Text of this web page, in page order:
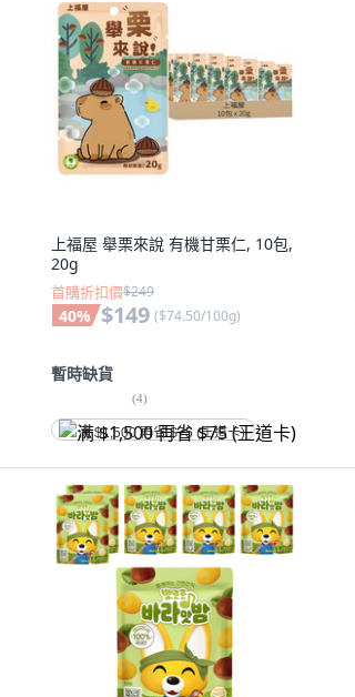
上福屋 舉栗來說 有機甘栗仁, 10包,
20g
首購折扣價$249
40% $149 ($74.50/100g)
暫時缺貨
(4)
满 $1,500 再省 $75 (王道卡)